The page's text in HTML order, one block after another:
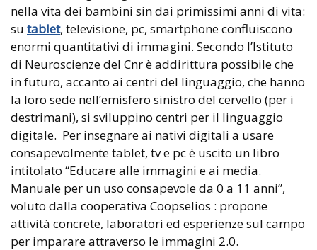
nella vita dei bambini sin dai primissimi anni di vita:
su tablet, televisione, pc, smartphone confluiscono
enormi quantitativi di immagini. Secondo l’Istituto
di Neuroscienze del Cnr è addirittura possibile che
in futuro, accanto ai centri del linguaggio, che hanno
la loro sede nell’emisfero sinistro del cervello (per i
destrimani), si sviluppino centri per il linguaggio
digitale. Per insegnare ai nativi digitali a usare
consapevolmente tablet, tv e pc è uscito un libro
intitolato “Educare alle immagini e ai media.
Manuale per un uso consapevole da 0 a 11 anni”,
voluto dalla cooperativa Coopselios : propone
attività concrete, laboratori ed esperienze sul campo
per imparare attraverso le immagini 2.0.